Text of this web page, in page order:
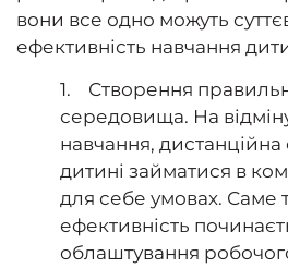
вони все одно можуть
ефективність навчання
1. Створення
середовища. На
навчання, дистанційна
дитині займатися в
для себе умовах. Саме
ефективність
облаштування